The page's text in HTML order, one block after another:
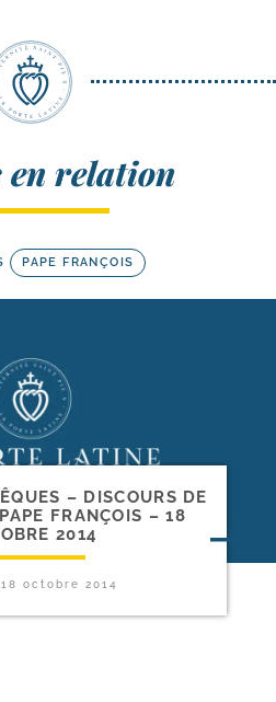
relation
PAPE FRANÇOIS
– DISCOURS DE
FRANÇOIS – 18
2014
18 octobre 2014